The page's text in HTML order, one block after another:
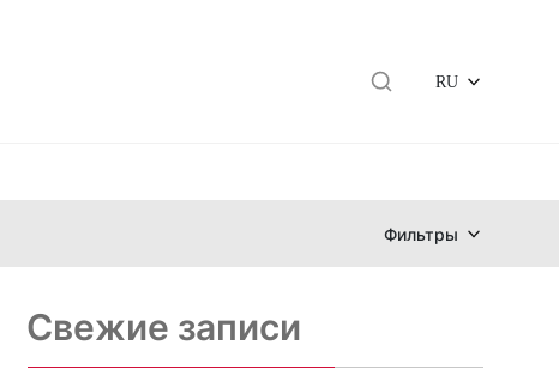
RU
Фильтры
Свежие записи